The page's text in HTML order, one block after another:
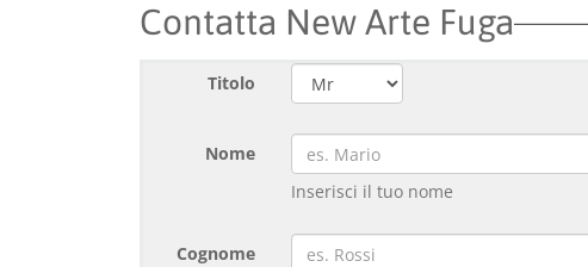
Contatta New Arte Fuga
Titolo
Nome
Inserisci il tuo nome
Cognome